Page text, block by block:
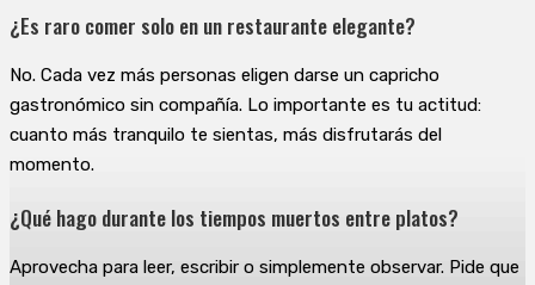
¿Es raro comer solo en un restaurante elegante?
No. Cada vez más personas eligen darse un capricho
gastronómico sin compañía. Lo importante es tu actitud:
cuanto más tranquilo te sientas, más disfrutarás del
momento.
¿Qué hago durante los tiempos muertos entre platos?
Aprovecha para leer, escribir o simplemente observar. Pide que